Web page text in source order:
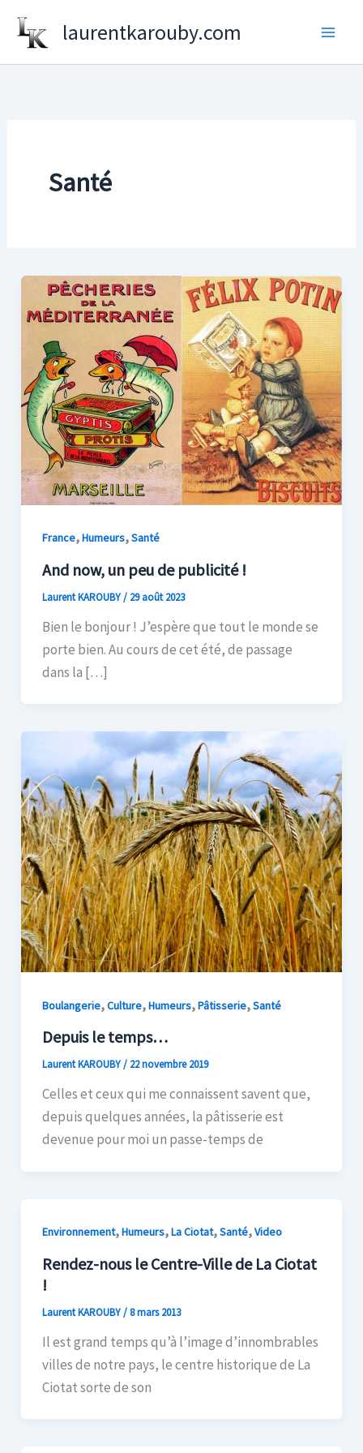
laurentkarouby.com
Santé
France,Humeurs,Santé
And now, un peu de publicité !
Laurent KAROUBY/ 29 août 2023
Bien le bonjour ! J’espère que tout le monde se
porte bien. Au cours de cet été, de passage
dans la […]
Boulangerie,Culture,Humeurs,Pâtisserie,Santé
Depuis le temps…
Laurent KAROUBY/ 22 novembre 2019
Celles et ceux qui me connaissent savent que,
depuis quelques années, la pâtisserie est
devenue pour moi un passe-temps de
Environnement,Humeurs,La Ciotat,Santé,Video
Rendez-nous le Centre-Ville de La Ciotat
!
Laurent KAROUBY/8 mars 2013
Il est grand temps qu’à l’image d’innombrables
villes de notre pays, le centre historique de La
Ciotat sorte de son